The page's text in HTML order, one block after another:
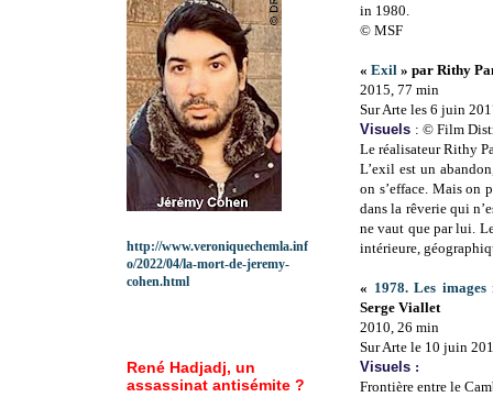
in 1980.
© MSF
« Exil » par Rithy
2015, 77 min
Sur Arte les 6 juin
Visuels : © Film
Le réalisateur Rithy
L’exil est un
on s’efface. Mais on
dans la rêverie qui
ne vaut que par lui.
intérieure,
« 1978. Les
Serge Viallet
2010, 26 min
Sur Arte le 10 juin
Visuels :
Frontière entre le
http://www.veroniquechemla.inf
o/2022/04/la-mort-de-jeremy-
cohen.html
René Hadjadj, un
assassinat antisémite ?